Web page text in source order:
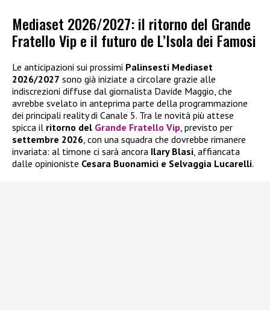
Mediaset 2026/2027: il ritorno del Grande
Fratello Vip e il futuro de L’Isola dei Famosi
Le anticipazioni sui prossimi Palinsesti Mediaset
2026/2027 sono già iniziate a circolare grazie alle
indiscrezioni diffuse dal giornalista Davide Maggio, che
avrebbe svelato in anteprima parte della programmazione
dei principali reality di Canale 5. Tra le novità più attese
spicca il ritorno del Grande Fratello Vip, previsto per
settembre 2026, con una squadra che dovrebbe rimanere
invariata: al timone ci sarà ancora Ilary Blasi, affiancata
dalle opinioniste Cesara Buonamici e Selvaggia Lucarelli.